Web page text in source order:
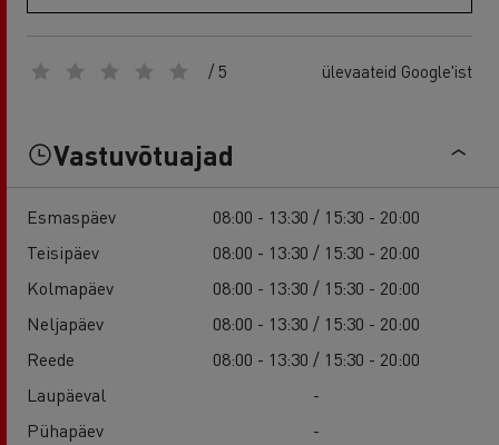
/ 5 ülevaateid Google'ist
Vastuvõtuajad
Esmaspäev
08:00 - 13:30 / 15:30 - 20:00
Teisipäev
08:00 - 13:30 / 15:30 - 20:00
Kolmapäev
08:00 - 13:30 / 15:30 - 20:00
Neljapäev
08:00 - 13:30 / 15:30 - 20:00
Reede
08:00 - 13:30 / 15:30 - 20:00
Laupäeval
-
Pühapäev
-